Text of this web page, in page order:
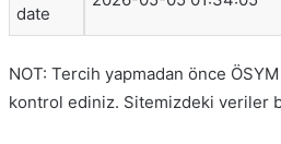
date
NOT: Tercih yapmadan önce
kontrol ediniz. Sitemizdeki veriler